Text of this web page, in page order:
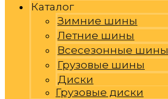
Каталог
Зимние шины
Летние шины
Всесезонные шины
Грузовые шины
Диски
Грузовые диски